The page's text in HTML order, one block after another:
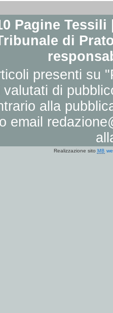
Pagine
di
presenti su
di
alla
email
Realizzazione sito MB